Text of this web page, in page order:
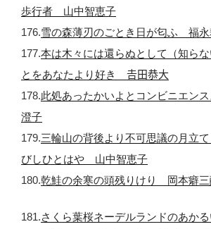
歩行者 山中智恵子
176.雪の森薄刃のごとき日が匂ふ 福永
177.本は木々には還らぬとして（知ら
とをあなたより好き 𠮷田恭大
178.此処あったかいよとコンビニエン
澄子
179.三輪山の背後より不可思議の月立
びしひとはや 山中智恵子
180.乾鮭の余寒の頭残りけり 岡本癖
181.さくら葉桜ネーデルランドのあか